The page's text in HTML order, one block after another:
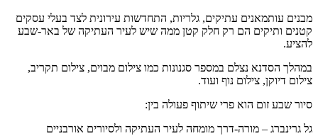
מבנים עותמאנים עתיקים, גלריות, התחדשות עירונית לצד בעלי עסקים
קטנים ותיקים הם רק חלק קטן ממה שיש לעיר העתיקה של באר-שבע
להציע.
במהלך הסדנא נצלם במספר סגנונות כמו צילום מבוים, צילום תקריב,
צילום דיוקן, צילום נוף ועוד.
סיור שבע זום הוא פרי שיתוף פעולה בין:
גל גרינברג – מורה-דרך מומחה לעיר העתיקה ולסיורים אורבניים